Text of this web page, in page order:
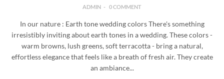
ADMIN 0 COMMENT
In our nature : Earth tone wedding colors There's something
irresistibly inviting about earth tones in a wedding. These colors -
warm browns, lush greens, soft terracotta - bring a natural,
effortless elegance that feels like a breath of fresh air. They create
an ambiance...